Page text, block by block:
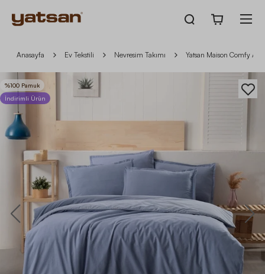
Anasayfa Ev Tekstili Nevresim Takımı Yatsan Maison Comfy
%100 Pamuk
İndirimli Ürün